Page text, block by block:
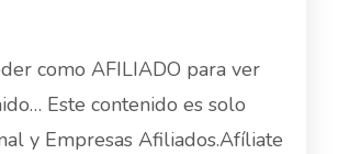
como AFILIADO para ver
Este contenido es solo
y Empresas Afiliados.Afíliate